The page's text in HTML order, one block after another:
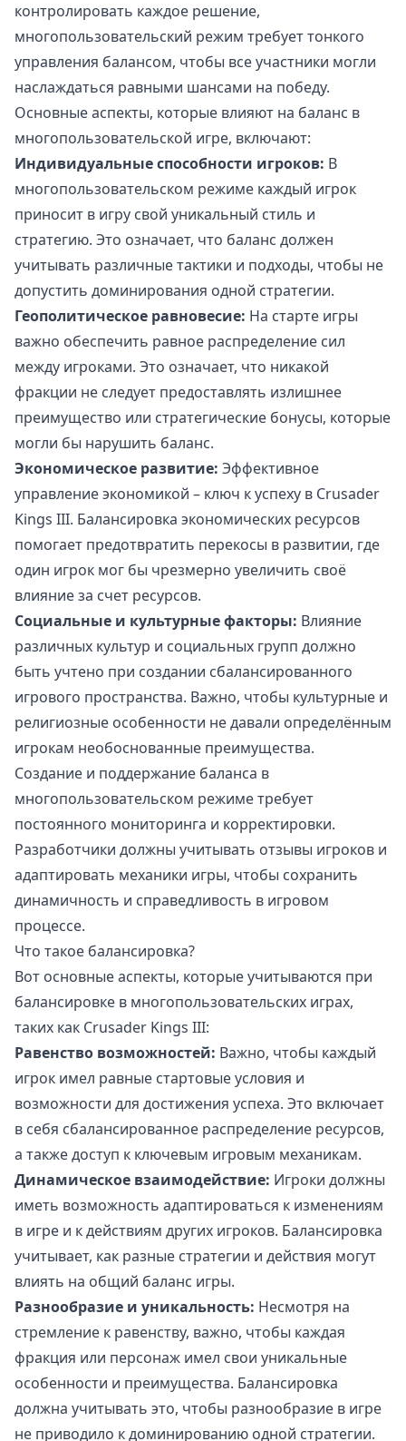
контролировать каждое решение,
многопользовательский режим требует тонкого
управления балансом, чтобы все участники могли
наслаждаться равными шансами на победу.
Основные аспекты, которые влияют на баланс в
многопользовательской игре, включают:
Индивидуальные способности игроков: В
многопользовательском режиме каждый игрок
приносит в игру свой уникальный стиль и
стратегию. Это означает, что баланс должен
учитывать различные тактики и подходы, чтобы не
допустить доминирования одной стратегии.
Геополитическое равновесие: На старте игры
важно обеспечить равное распределение сил
между игроками. Это означает, что никакой
фракции не следует предоставлять излишнее
преимущество или стратегические бонусы, которые
могли бы нарушить баланс.
Экономическое развитие: Эффективное
управление экономикой – ключ к успеху в Crusader
Kings III. Балансировка экономических ресурсов
помогает предотвратить перекосы в развитии, где
один игрок мог бы чрезмерно увеличить своё
влияние за счет ресурсов.
Социальные и культурные факторы: Влияние
различных культур и социальных групп должно
быть учтено при создании сбалансированного
игрового пространства. Важно, чтобы культурные и
религиозные особенности не давали определённым
игрокам необоснованные преимущества.
Создание и поддержание баланса в
многопользовательском режиме требует
постоянного мониторинга и корректировки.
Разработчики должны учитывать отзывы игроков и
адаптировать механики игры, чтобы сохранить
динамичность и справедливость в игровом
процессе.
Что такое балансировка?
Вот основные аспекты, которые учитываются при
балансировке в многопользовательских играх,
таких как Crusader Kings III:
Равенство возможностей: Важно, чтобы каждый
игрок имел равные стартовые условия и
возможности для достижения успеха. Это включает
в себя сбалансированное распределение ресурсов,
а также доступ к ключевым игровым механикам.
Динамическое взаимодействие: Игроки должны
иметь возможность адаптироваться к изменениям
в игре и к действиям других игроков. Балансировка
учитывает, как разные стратегии и действия могут
влиять на общий баланс игры.
Разнообразие и уникальность: Несмотря на
стремление к равенству, важно, чтобы каждая
фракция или персонаж имел свои уникальные
особенности и преимущества. Балансировка
должна учитывать это, чтобы разнообразие в игре
не приводило к доминированию одной стратегии.